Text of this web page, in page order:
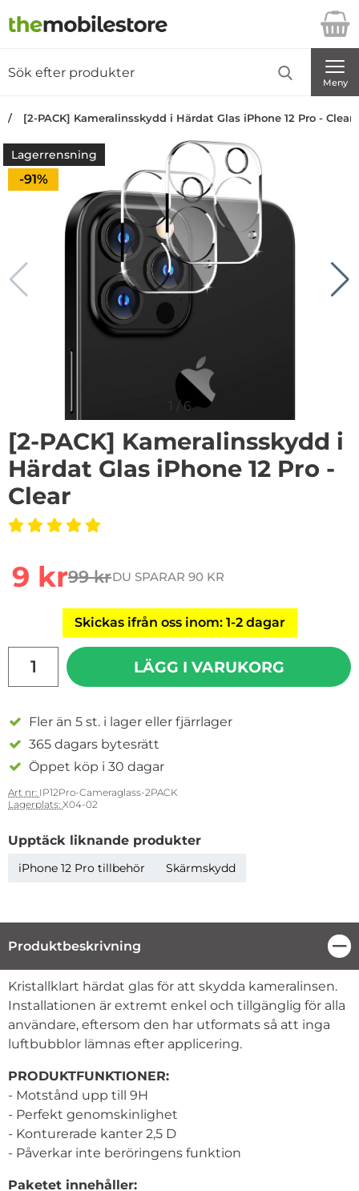
Startsidan för Danira Telecom AB
Meny
[2-PACK] Kameralinsskydd i Härdat Glas iPhone 12 Pro - Clear
Lagerrensning
Priset är nedsatt med
-91%
1 /6
[2-PACK] Kameralinsskydd i
Härdat Glas iPhone 12 Pro -
Clear
rea pris
9 krtidigare pris
99 krDU SPARAR 90 KR
Skickas ifrån oss inom: 1-2 dagar
LÄGG I VARUKORG
Fler än 5 st. i lager eller fjärrlager
365 dagars bytesrätt
Öppet köp i 30 dagar
Art nr: IP12Pro-Cameraglass-2PACK
Lagerplats: X04-02
Upptäck liknande produkter
iPhone 12 Pro tillbehör Skärmskydd
Produktbeskrivning
Produktbeskrivning
Kristallklart härdat glas för att skydda kameralinsen.
Installationen är extremt enkel och tillgänglig för alla
användare, eftersom den har utformats så att inga
luftbubblor lämnas efter applicering.
PRODUKTFUNKTIONER:
- Motstånd upp till 9H
- Perfekt genomskinlighet
- Konturerade kanter 2,5 D
- Påverkar inte beröringens funktion
Paketet innehåller: